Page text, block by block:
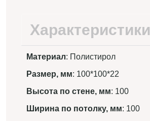
Характеристики
Материал: Полистирол
Размер, мм: 100*100*22
Высота по стене, мм: 100
Ширина по потолку, мм: 100